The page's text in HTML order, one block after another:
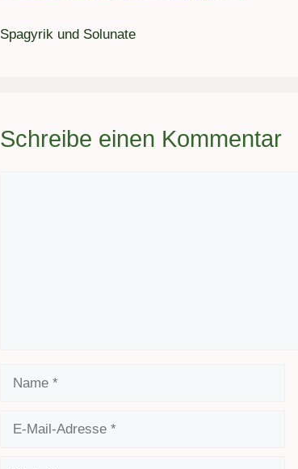
Spagyrik und Solunate
Schreibe einen Kommentar